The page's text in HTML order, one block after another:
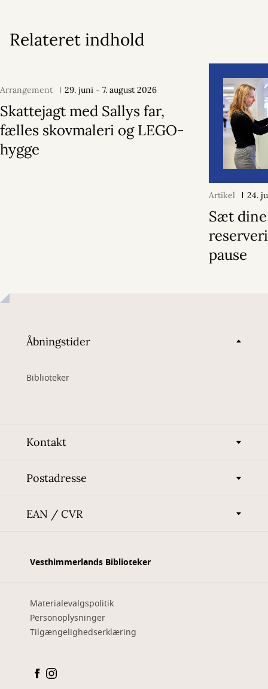
Relateret indhold
Arrangement 29. juni - 7. august 2026
Skattejagt med Sallys far,
fælles skovmaleri og LEGO-
hygge
Artikel 24.
Sæt dine
pause
Åbningstider
Biblioteker
Kontakt
Postadresse
EAN / CVR
Vesthimmerlands Biblioteker
Materialevalgspolitik
Personoplysninger
Tilgængelighedserklæring